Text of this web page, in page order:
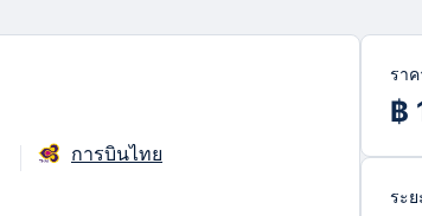
การบินไทย
รา
฿
ระ